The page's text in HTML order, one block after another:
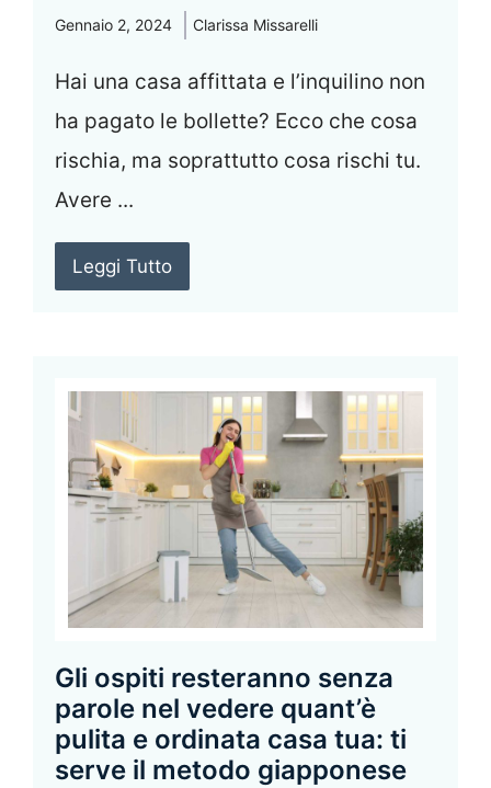
Gennaio 2, 2024 Clarissa Missarelli
Hai una casa affittata e l’inquilino non
ha pagato le bollette? Ecco che cosa
rischia, ma soprattutto cosa rischi tu.
Avere ...
Leggi Tutto
Gli ospiti resteranno senza
parole nel vedere quant’è
pulita e ordinata casa tua: ti
serve il metodo giapponese